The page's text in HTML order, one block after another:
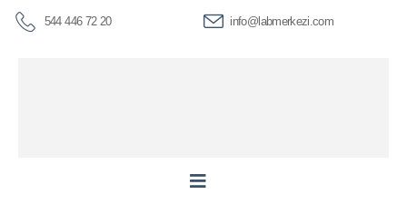
544 446 72 20 info@labmerkezi.com